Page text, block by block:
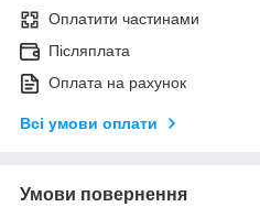
Оплатити частинами
Післяплата
Оплата на рахунок
Всі умови оплати
Умови повернення